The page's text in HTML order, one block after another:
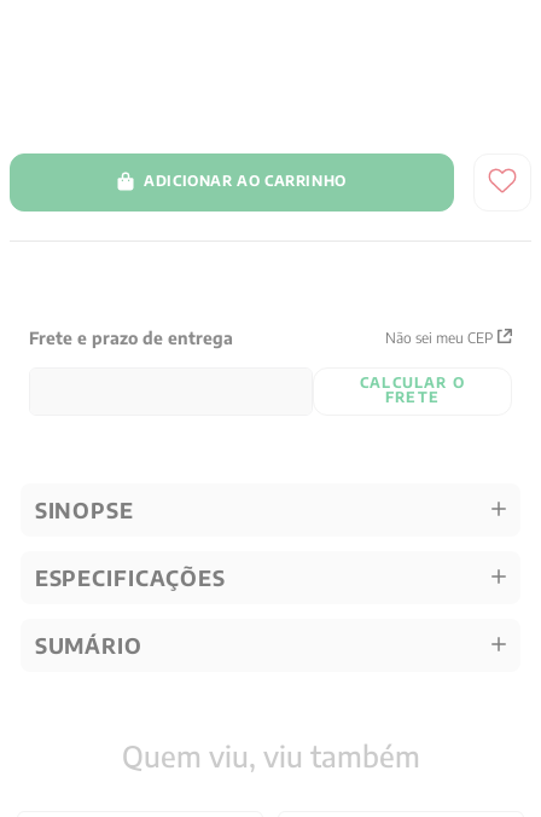
ADICIONAR AO CARRINHO
Frete e prazo de entrega Não sei meu CEP
CALCULAR O
FRETE
SINOPSE
ESPECIFICAÇÕES
SUMÁRIO
Quem viu, viu também